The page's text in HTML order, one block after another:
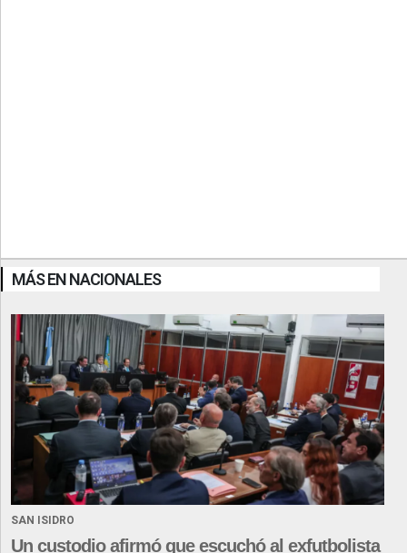
MÁS EN NACIONALES
SAN ISIDRO
Un custodio afirmó que escuchó al exfutbolista